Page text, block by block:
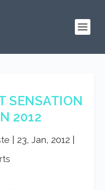
SENSATION
2012
23, Jan, 2012